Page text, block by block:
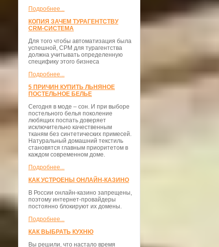
Подробнее...
КОПИЯ ЗАЧЕМ ТУРАГЕНТСТВУ
CRM-СИСТЕМА
Для того чтобы автоматизация была
успешной, СРМ для турагентства
должна учитывать определенную
специфику этого бизнеса
Подробнее...
5 ПРИЧИН КУПИТЬ ЛЬНЯНОЕ
ПОСТЕЛЬНОЕ БЕЛЬЕ
Сегодня в моде – сон. И при выборе
постельного белья поколение
любящих поспать доверяет
исключительно качественным
тканям без синтетических примесей.
Натуральный домашний текстиль
становятся главным приоритетом в
каждом современном доме.
Подробнее...
КАК УСТРОЕНЫ ОНЛАЙН-КАЗИНО
В России онлайн-казино запрещены,
поэтому интернет-провайдеры
постоянно блокируют их домены.
Подробнее...
КАК ВЫБРАТЬ КУХНЮ
Вы решили, что настало время